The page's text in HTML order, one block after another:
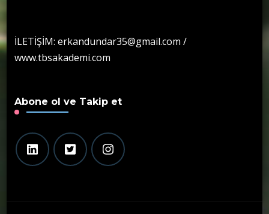
İLETİŞİM: erkandundar35@gmail.com /
www.tbsakademi.com
Abone ol ve Takip et